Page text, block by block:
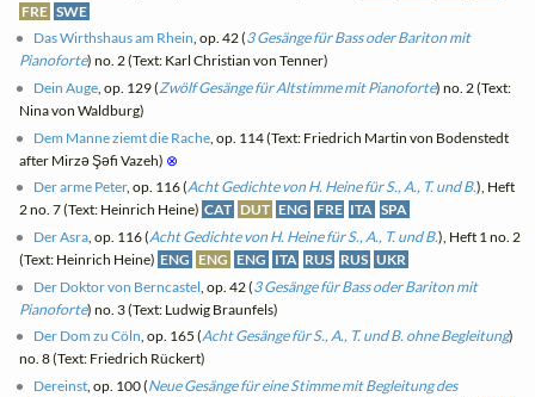
FRE SWE
Das Wirthshaus am Rhein, op. 42 (3 Gesänge für Bass oder Bariton mit
Pianoforte) no. 2 (Text: Karl Christian von Tenner)
Dein Auge, op. 129 (Zwölf Gesänge für Altstimme mit Pianoforte) no. 2 (Text:
Nina von Waldburg)
Dem Manne ziemt die Rache , op. 114 (Text: Friedrich Martin von Bodenstedt
after Mirzə Şəfi Vazeh) ⊗
Der arme Peter, op. 116 (Acht Gedichte von H. Heine für S., A., T. und B.), Heft
2 no. 7 (Text: Heinrich Heine) CAT DUT ENG FRE ITA SPA
Der Asra, op. 116 (Acht Gedichte von H. Heine für S., A., T. und B.), Heft 1 no. 2
(Text: Heinrich Heine) ENG ENG ENG ITA RUS RUS UKR
Der Doktor von Berncastel , op. 42 (3 Gesänge für Bass oder Bariton mit
Pianoforte) no. 3 (Text: Ludwig Braunfels)
Der Dom zu Cöln, op. 165 (Acht Gesänge für S., A., T. und B. ohne Begleitung)
no. 8 (Text: Friedrich Rückert)
Dereinst, op. 100 (Neue Gesänge für eine Stimme mit Begleitung des